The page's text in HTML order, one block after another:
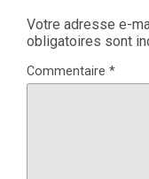
Votre adresse e-
obligatoires sont
Commentaire *